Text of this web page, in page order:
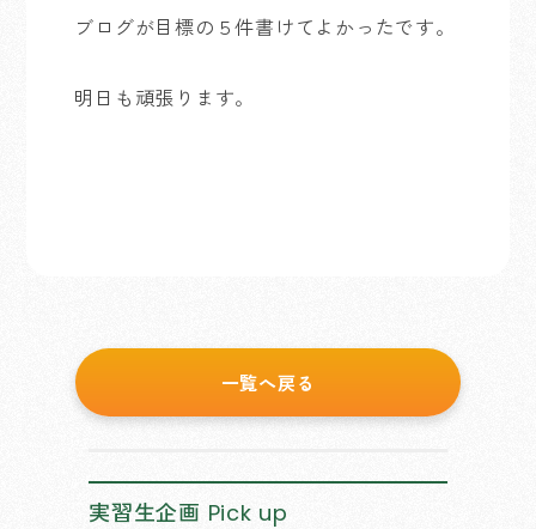
ブログが目標の５件書けてよかったです。
明日も頑張ります。
一覧へ戻る
実習生企画 Pick up